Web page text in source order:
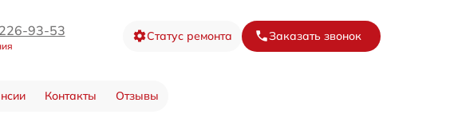
93-53 Статус ремонта Заказать звонок
Контакты Отзывы